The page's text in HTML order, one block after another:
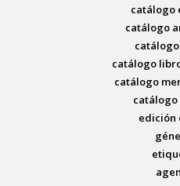
catálogo
catálogo
catálogo
catálogo
edición